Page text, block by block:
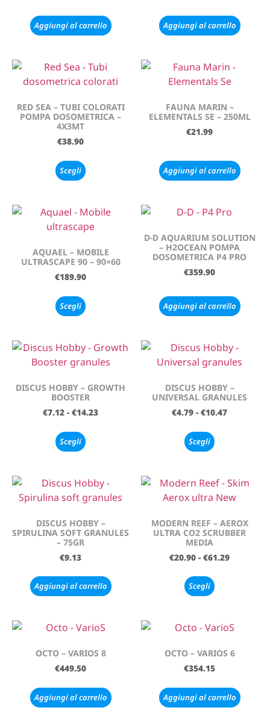
Aggiungi al carrello Aggiungi al carrello
RED SEA – TUBI COLORATI
POMPA DOSOMETRICA –
4X3MT
€38.90
Scegli
FAUNA MARIN –
ELEMENTALS SE – 250ML
€21.99
Aggiungi al carrello
AQUAEL – MOBILE
ULTRASCAPE 90 – 90×60
€189.90
Scegli
D-D AQUARIUM SOLUTION
– H2OCEAN POMPA
DOSOMETRICA P4 PRO
€359.90
Aggiungi al carrello
DISCUS HOBBY – GROWTH
BOOSTER
€7.12 - €14.23
Scegli
DISCUS HOBBY –
UNIVERSAL GRANULES
€4.79 - €10.47
Scegli
DISCUS HOBBY –
SPIRULINA SOFT GRANULES
– 75GR
€9.13
Aggiungi al carrello
MODERN REEF – AEROX
ULTRA CO2 SCRUBBER
MEDIA
€20.90 - €61.29
Scegli
OCTO – VARIOS 8
€449.50
Aggiungi al carrello
OCTO – VARIOS 6
€354.15
Aggiungi al carrello